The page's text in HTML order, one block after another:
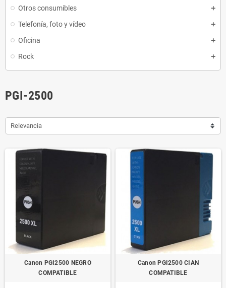
Otros consumibles
Telefonía, foto y vídeo
Oficina
Rock
PGI-2500
Relevancia
Canon PGI2500 NEGRO
COMPATIBLE
Canon PGI2500 CIAN
COMPATIBLE